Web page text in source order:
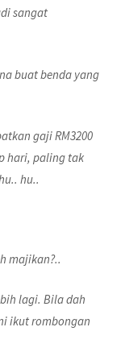
sangat
buat benda yang
gaji RM3200
hari, paling tak
hu..
majikan?..
lagi. Bila dah
ikut rombongan